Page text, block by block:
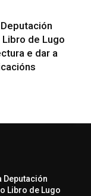
de Lugo
e dar a
Deputación
Libro de Lugo